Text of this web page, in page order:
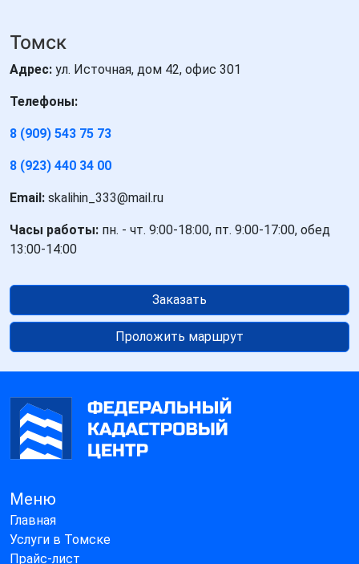
Томск
Адрес: ул. Источная, дом 42, офис 301
Телефоны:
8 (909) 543 75 73
8 (923) 440 34 00
Email: skalihin_333@mail.ru
Часы работы: пн. - чт. 9:00-18:00, пт. 9:00-17:00, обед
13:00-14:00
Заказать
Проложить маршрут
Меню
Главная
Услуги в Томске
Прайс-лист